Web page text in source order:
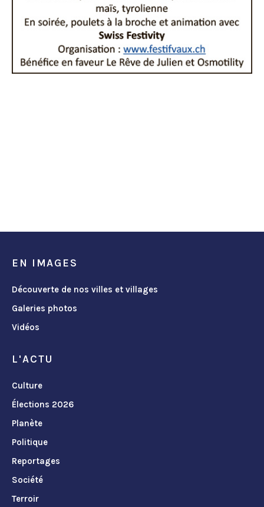
EN IMAGES
Découverte de nos villes et villages
Galeries photos
Vidéos
L'ACTU
Culture
Élections 2026
Planète
Politique
Reportages
Société
Terroir